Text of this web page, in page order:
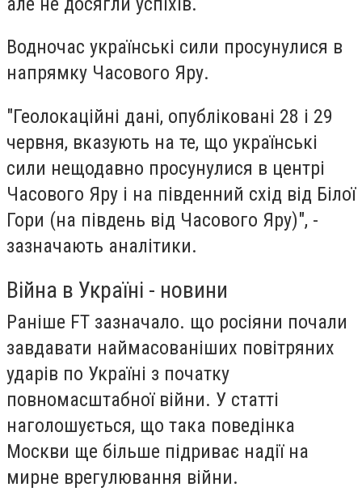
Водночас українські сили просунулися в
напрямку Часового Яру.
"Геолокаційні дані, опубліковані 28 і 29
червня, вказують на те, що українські
сили нещодавно просунулися в центрі
Часового Яру і на південний схід від Білої
Гори (на південь від Часового Яру)", -
зазначають аналітики.
Війна в Україні - новини
Раніше FT зазначало. що росіяни почали
завдавати наймасованіших повітряних
ударів по Україні з початку
повномасштабної війни. У статті
наголошується, що така поведінка
Москви ще більше підриває надії на
мирне врегулювання війни.